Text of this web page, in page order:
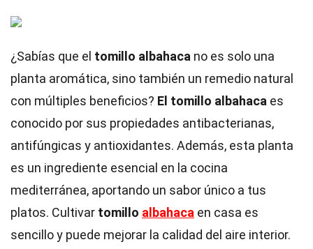
¿Sabías que el tomillo albahaca no es solo una
planta aromática, sino también un remedio natural
con múltiples beneficios? El tomillo albahaca es
conocido por sus propiedades antibacterianas,
antifúngicas y antioxidantes. Además, esta planta
es un ingrediente esencial en la cocina
mediterránea, aportando un sabor único a tus
platos. Cultivar tomillo albahaca en casa es
sencillo y puede mejorar la calidad del aire interior.